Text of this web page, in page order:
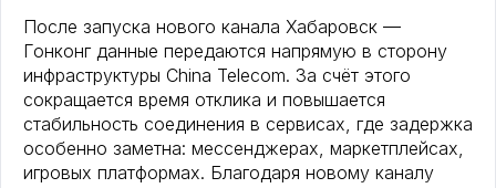
После запуска нового канала Хабаровск —
Гонконг данные передаются напрямую в сторону
инфраструктуры China Telecom. За счёт этого
сокращается время отклика и повышается
стабильность соединения в сервисах, где задержка
особенно заметна: мессенджерах, маркетплейсах,
игровых платформах. Благодаря новому каналу